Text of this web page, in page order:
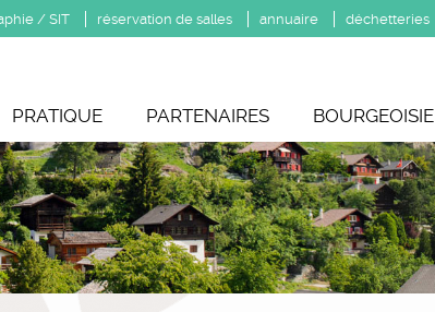
/ SIT réservation de salles annuaire déchetteries
PRATIQUE PARTENAIRES BOURGEOISIE